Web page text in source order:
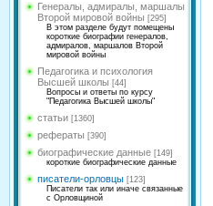
Генералы, адмиралы, маршалы
Второй мировой войны [295]
В этом разделе будут помещены
короткие биографии генералов,
адмиралов, маршалов Второй
мировой войны
Педагогика и психология
Высшей школы [44]
Вопросы и ответы по курсу
"Педагогика Высшей школы"
статьи [1360]
рефераты [390]
биографические данные [149]
короткие биографические данные
писатели-орловцы [123]
Писатели так или иначе связанные
с Орловщиной